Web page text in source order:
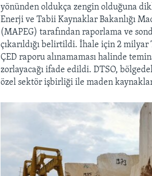
yönünden oldukça zengin olduğuna
Enerji ve Tabii Kaynaklar Bakanlığı
(MAPEG) tarafından raporlama ve
çıkarıldığı belirtildi. İhale için 2
ÇED raporu alınamaması halinde
zorlayacağı ifade edildi. DTSO,
özel sektör işbirliği ile maden